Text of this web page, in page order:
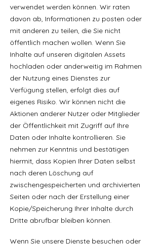
verwendet werden können. Wir raten
davon ab, Informationen zu posten oder
mit anderen zu teilen, die Sie nicht
öffentlich machen wollen. Wenn Sie
Inhalte auf unseren digitalen Assets
hochladen oder anderweitig im Rahmen
der Nutzung eines Dienstes zur
Verfügung stellen, erfolgt dies auf
eigenes Risiko. Wir können nicht die
Aktionen anderer Nutzer oder Mitglieder
der Öffentlichkeit mit Zugriff auf Ihre
Daten oder Inhalte kontrollieren. Sie
nehmen zur Kenntnis und bestätigen
hiermit, dass Kopien Ihrer Daten selbst
nach deren Löschung auf
zwischengespeicherten und archivierten
Seiten oder nach der Erstellung einer
Kopie/Speicherung Ihrer Inhalte durch
Dritte abrufbar bleiben können.
Wenn Sie unsere Dienste besuchen oder